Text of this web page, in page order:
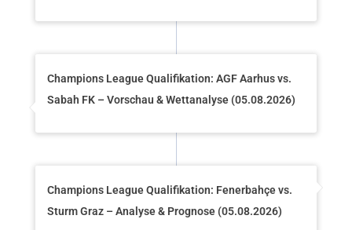
Champions League Qualifikation: AGF Aarhus vs.
Sabah FK – Vorschau & Wettanalyse (05.08.2026)
Champions League Qualifikation: Fenerbahçe vs.
Sturm Graz – Analyse & Prognose (05.08.2026)